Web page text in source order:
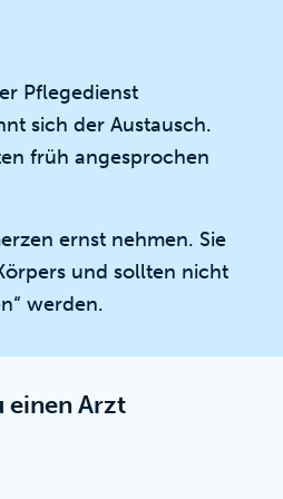
Pflegedienst
sich der Austausch.
früh angesprochen
ernst nehmen. Sie
und sollten nicht
werden.
einen Arzt